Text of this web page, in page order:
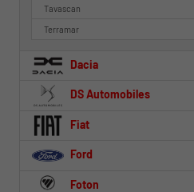
Tavascan
Terramar
Dacia
DS Automobiles
Fiat
Ford
Foton